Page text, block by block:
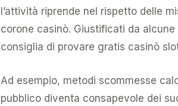
l’attività riprende nel rispetto delle
corone casinò. Giustificati da
consiglia di provare gratis casinò
Ad esempio, metodi scommesse
pubblico diventa consapevole dei